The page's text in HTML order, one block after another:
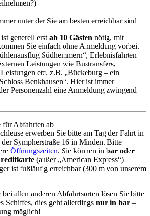
unter der Sie am besten erreichbar sind
generell erst ab 10 Gästen nötig, mit
Sie einfach ohne Anmeldung vorbei.
Südhemmern“, Erlebnisfahrten
Leistungen wie Bustransfers,
etc. z.B. „Bückeburg – ein
Benkhausen“. Hier ist immer
Personenzahl eine Anmeldung zwingend
für Abfahrten ab
erwerben Sie bitte am Tag der Fahrt in
der Sympherstraße 16 in Minden. Bitte
Öffnungszeiten. Sie können in bar oder
(außer „American Express“)
ist fußläufig erreichbar (300 m von unserem
bei allen anderen Abfahrtsorten lösen Sie bitte
Schiffes, dies geht allerdings nur in bar –
möglich!